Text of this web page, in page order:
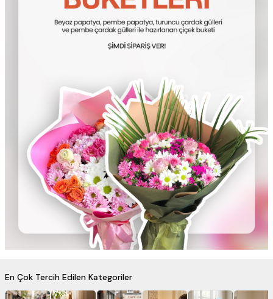
En Çok Tercih Edilen Kategoriler